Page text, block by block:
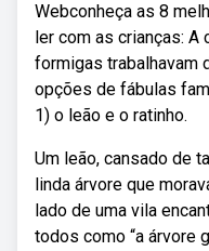
Webconheça as 8
ler com as crianças: A
formigas trabalhavam
opções de fábulas
1) o leão e o ratinho.
Um leão, cansado de
linda árvore que
lado de uma vila
todos como “a árvore